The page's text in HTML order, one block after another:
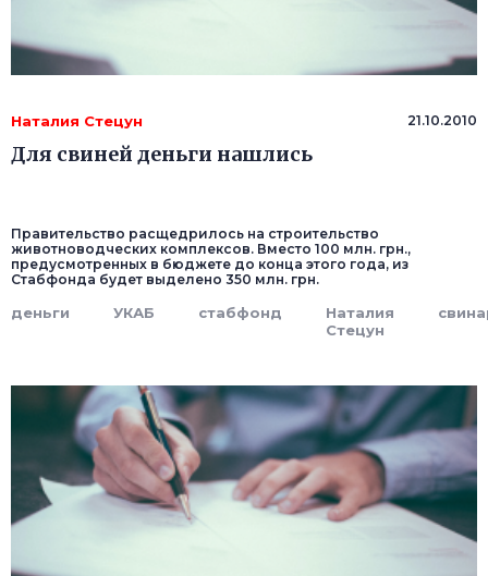
Наталия Стецун 21.10.2010
Для свиней деньги нашлись
Правительство расщедрилось на строительство
животноводческих комплексов. Вместо 100 млн. грн.,
предусмотренных в бюджете до конца этого года, из
Стабфонда будет выделено 350 млн. грн.
деньги УКАБ стабфонд
Наталия
Стецун